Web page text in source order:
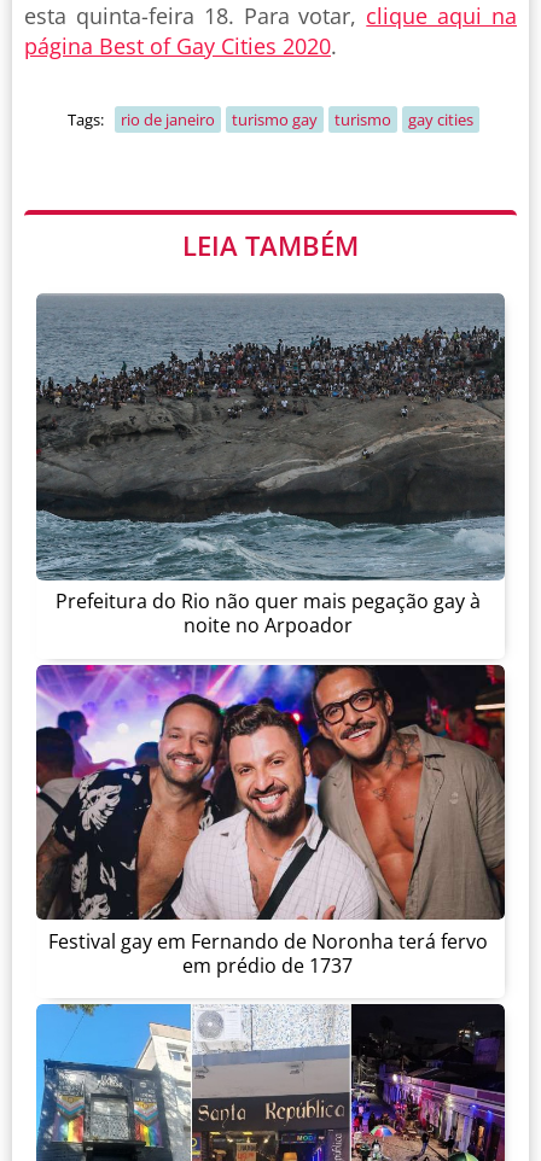
esta quinta-feira 18. Para votar, clique aqui na
página Best of Gay Cities 2020.
Tags: rio de janeiro turismo gay turismo gay cities
LEIA TAMBÉM
Prefeitura do Rio não quer mais pegação gay à
noite no Arpoador
Festival gay em Fernando de Noronha terá fervo
em prédio de 1737